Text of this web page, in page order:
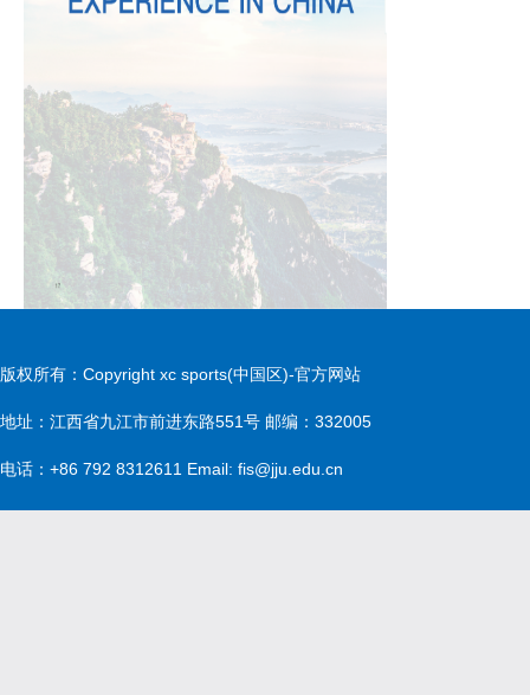
版权所有：Copyright xc sports(中国区)-官方网站
地址：江西省九江市前进东路551号 邮编：332005
电话：+86 792 8312611 Email: fis@jju.edu.cn